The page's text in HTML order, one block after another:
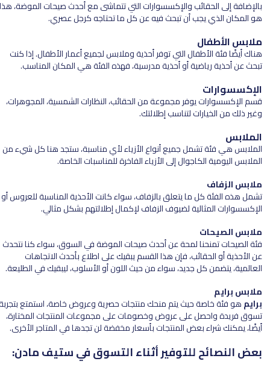
بالإضافة إلى الحقائب والإكسسوارات التي تتماشى مع أحدث صيحات الموضة، هذا
هو المكان الذي يجب أن تبحث فيه عن كل ما تحتاجه كرجل عصري.
ملابس الأطفال
هناك أيضًا فئة الأطفال التي توفر أحذية وملابس لجميع أعمار الأطفال. إذا كنت
تبحث عن أحذية رياضية أو أحذية مدرسية، فهذه الفئة هي المكان المناسب.
الإكسسوارات
قسم الإكسسوارات يوفر مجموعة من الحقائب، النظارات الشمسية، المجوهرات،
وغير ذلك من الخيارات لتناسب إطلالتك.
الملابس
الملابس هي فئة تشمل جميع أنواع الأزياء لأي مناسبة، ستجد هنا كل شيء من
الملابس اليومية الكاجوال إلى الأزياء الفاخرة للمناسبات الخاصة.
ملابس الزفاف
تشمل هذه الفئة كل ما يتعلق بالزفاف، سواء كانت الأحذية المناسبة للعروس أو
الإكسسوارات المثالية لضيوف الزفاف لإكمال إطلالتهم بشكل مثالي.
ملابس الصيحات
فئة الصيحات تمنحنا لمحة عن أحدث صيحات الموضة في السوق، سواء كنا نتحدث
عن الأحذية أو الحقائب، فإن هذا القسم يبقيك على اطلاع بأحدث الاتجاهات
العالمية، يتضمن كل جديد، سواء من حيث اللون أو الأسلوب، ليبقيك في الطليعة.
ملابس برايم
برايمهو فئة خاصة حيث يتم منحك منتجات حصرية وعروض خاصة، استمتع بتجربة
تسوق فريدة واحصل على عروض وخصومات على مجموعات المنتجات المختارة،
أيضًا، يمكنك شراء بعض المنتجات بأسعار مخفضة لن تجدها في المتاجر الأخرى.
بعض النصائح للتوفير أثناء التسوق في ستيف مادن: